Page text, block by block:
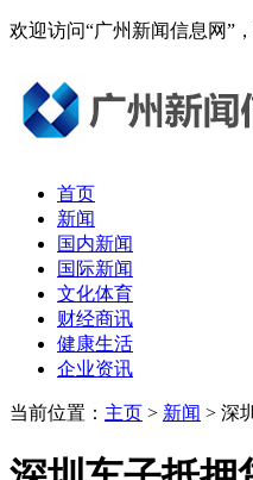
欢迎访问“广州新闻信息网”
首页
新闻
国内新闻
国际新闻
文化体育
财经商讯
健康生活
企业资讯
当前位置： 主页 > 新闻 > 深